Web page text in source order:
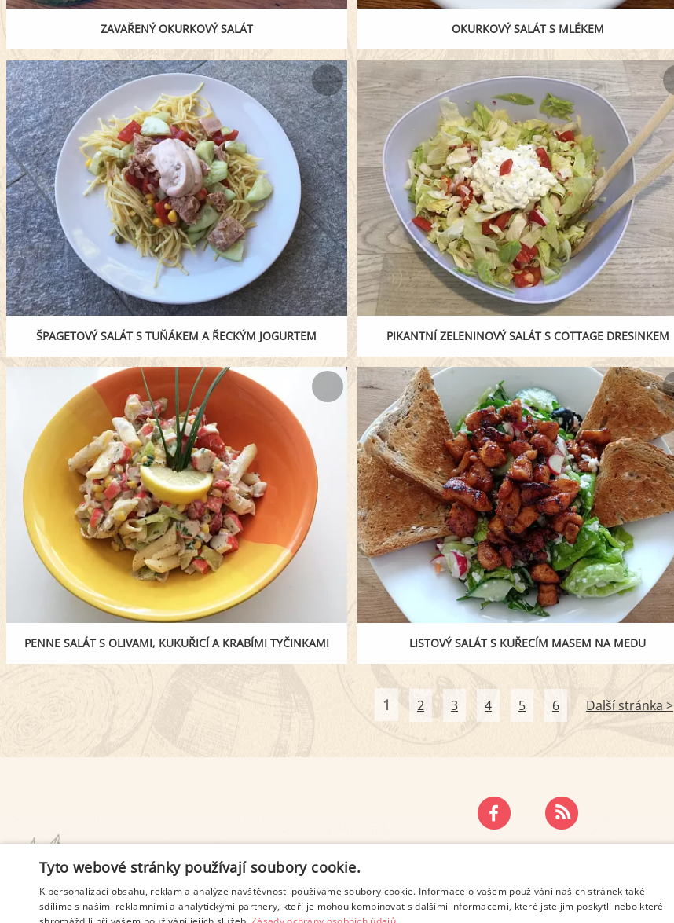
ZAVAŘENÝ OKURKOVÝ SALÁT OKURKOVÝ SALÁT S MLÉKEM
ŠPAGETOVÝ SALÁT S TUŇÁKEM A ŘECKÝM JOGURTEM PIKANTNÍ ZELENINOVÝ SALÁT S COTTAGE DRESINKEM
PENNE SALÁT S OLIVAMI, KUKUŘICÍ A KRABÍMI TYČINKAMI LISTOVÝ SALÁT S KUŘECÍM MASEM NA MEDU
1 2 3 4 5 6 Další stránka >
PODMÍNKY UŽITÍ ZÁSADY OCHRANY OSOBNÍCH ÚDAJŮ
Tyto webové stránky používají soubory cookie.
K personalizaci obsahu, reklam a analýze návštěvnosti používáme soubory cookie. Informace o vašem používání našich stránek také
sdílíme s našimi reklamními a analytickými partnery, kteří je mohou kombinovat s dalšími informacemi, které jste jim poskytli nebo které